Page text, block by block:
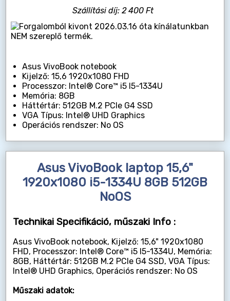
Szállítási díj: 2 400 Ft
2026.03.16 óta kínálatunkban
NEM szereplő termék.
Asus VivoBook notebook
Kijelző: 15,6 1920x1080 FHD
Processzor: Intel® Core™ i5 I5-1334U
Memória: 8GB
Háttértár: 512GB M.2 PCIe G4 SSD
VGA Típus: Intel® UHD Graphics
Operációs rendszer: No OS
Asus VivoBook laptop 15,6"
1920x1080 i5-1334U 8GB 512GB
NoOS
Technikai Specifikáció, műszaki Info :
Asus VivoBook notebook, Kijelző: 15,6" 1920x1080
FHD, Processzor: Intel® Core™ i5 I5-1334U, Memória:
8GB, Háttértár: 512GB M.2 PCIe G4 SSD, VGA Típus:
Intel® UHD Graphics, Operációs rendszer: No OS
Műszaki adatok: